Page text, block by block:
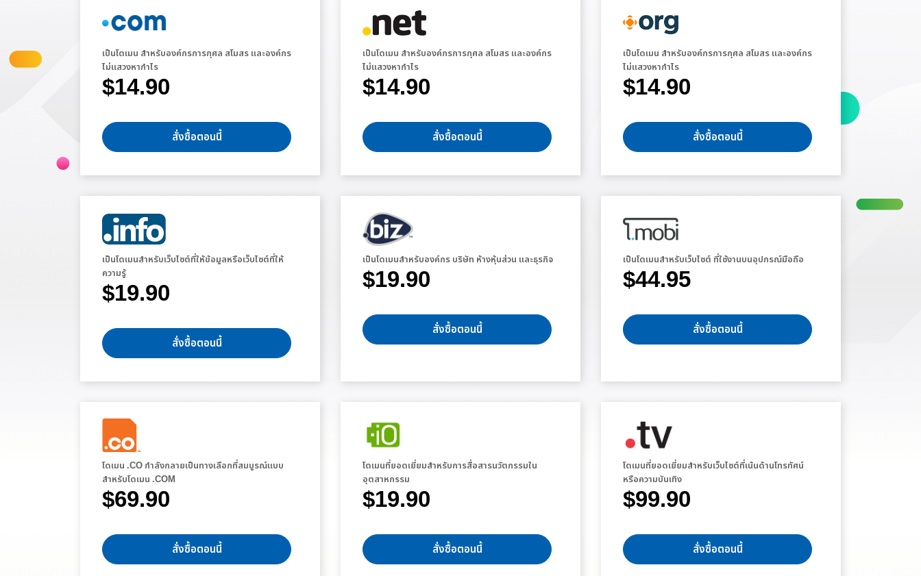
เป็นโดเมน สำหรับองค์กรการกุศล สโมสร และองค์กร
ไม่แสวงหากำไร
$14.90
สั่งซื้อตอนนี้
เป็นโดเมน สำหรับองค์กรการกุศล สโมสร และองค์กร
ไม่แสวงหากำไร
$14.90
สั่งซื้อตอนนี้
เป็นโดเมน สำหรับองค์กรการกุศล สโมสร และองค์กร
ไม่แสวงหากำไร
$14.90
สั่งซื้อตอนนี้
เป็นโดเมนสำหรับเว็บไซต์ที่ให้ข้อมูลหรือเว็บไซต์ที่ให้
ความรู้
$19.90
สั่งซื้อตอนนี้
เป็นโดเมนสำหรับองค์กร บริษัท ห้างหุ้นส่วน และธุรกิจ
$19.90
สั่งซื้อตอนนี้
เป็นโดเมนสำหรับเว็บไซต์ ที่ใช้งานบนอุปกรณ์มือถือ
$44.95
สั่งซื้อตอนนี้
โดเมน .CO กำลังกลายเป็นทางเลือกที่สมบูรณ์แบบ
สำหรับโดเมน .COM
$69.90
สั่งซื้อตอนนี้
โดเมนที่ยอดเยี่ยมสำหรับการสื่อสารนวัตกรรมใน
อุตสาหกรรม
$19.90
สั่งซื้อตอนนี้
โดเมนที่ยอดเยี่ยมสำหรับเว็บไซต์ที่เน้นด้านโทรทัศน์
หรือความบันเทิง
$99.90
สั่งซื้อตอนนี้